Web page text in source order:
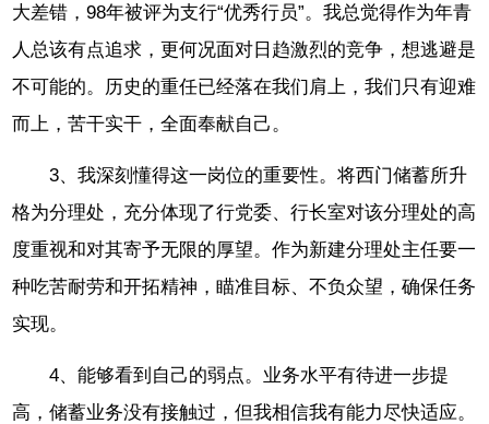
大差错，98年被评为支行“优秀行员”。我总觉得作为年青
人总该有点追求，更何况面对日趋激烈的竞争，想逃避是
不可能的。历史的重任已经落在我们肩上，我们只有迎难
而上，苦干实干，全面奉献自己。
3、我深刻懂得这一岗位的重要性。将西门储蓄所升
格为分理处，充分体现了行党委、行长室对该分理处的高
度重视和对其寄予无限的厚望。作为新建分理处主任要一
种吃苦耐劳和开拓精神，瞄准目标、不负众望，确保任务
实现。
4、能够看到自己的弱点。业务水平有待进一步提
高，储蓄业务没有接触过，但我相信我有能力尽快适应。